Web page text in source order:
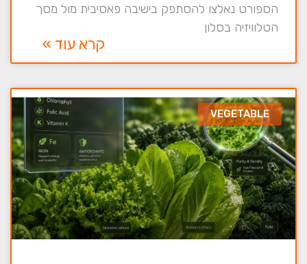
הספורט נאלצו להסתפק בישיבה פאסיבית מול מסך
הטלוויזיה בסלון
קרא עוד »
VEGETABLE